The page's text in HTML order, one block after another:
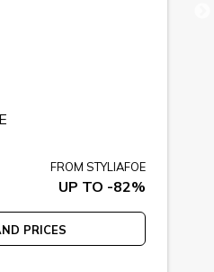
FROM STYLIAFOE
UP TO -82%
PRICES